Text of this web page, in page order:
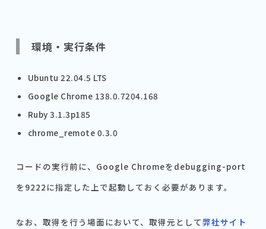
環境・実行条件
Ubuntu 22.04.5 LTS
Google Chrome 138.0.7204.168
Ruby 3.1.3p185
chrome_remote 0.3.0
コードの実行前に、Google Chromeをdebugging-port
を9222に指定した上で起動しておく必要があります。
なお、取得を行う場面において、取得元として弊社サイト